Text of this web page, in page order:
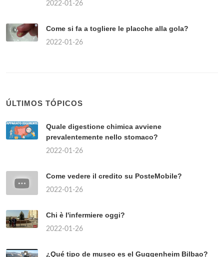
2022-01-26
Come si fa a togliere le placche alla gola?
2022-01-26
ÚLTIMOS TÓPICOS
Quale digestione chimica avviene
prevalentemente nello stomaco?
2022-01-26
Come vedere il credito su PosteMobile?
2022-01-26
Chi è l'infermiere oggi?
2022-01-26
¿Qué tipo de museo es el Guggenheim Bilbao?